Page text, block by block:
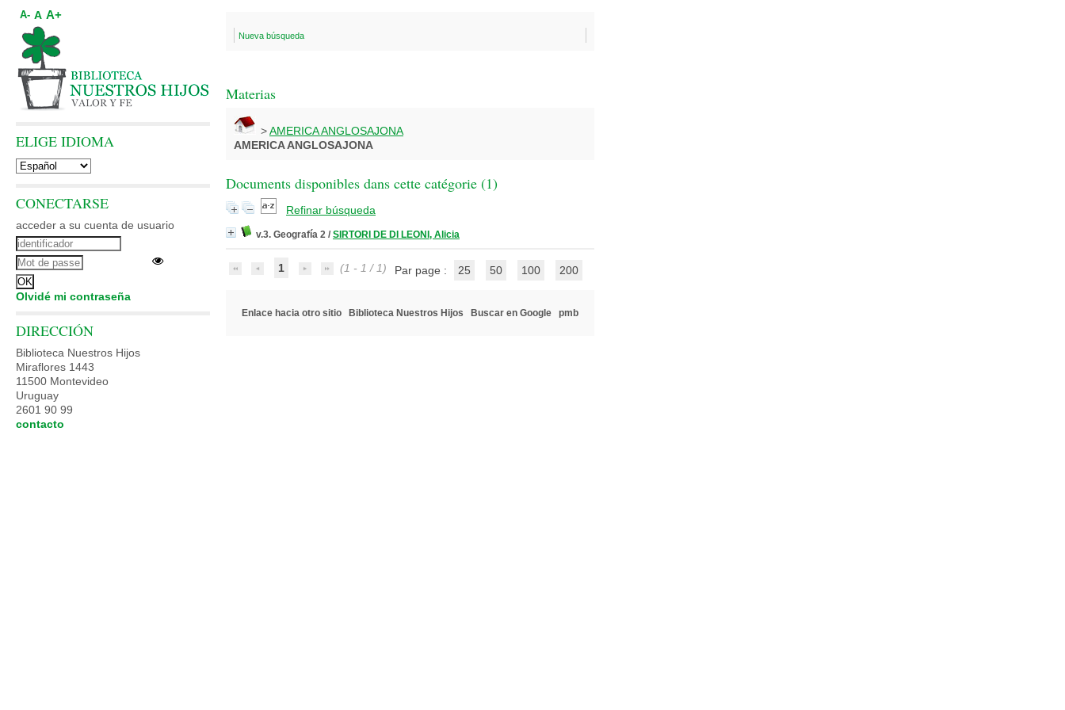
Nueva búsqueda
Materias
>AMERICA ANGLOSAJONA
AMERICA ANGLOSAJONA
Documents disponibles dans cette catégorie (1)
Refinar búsqueda
v.3. Geografía 2 / SIRTORI DE DI LEONI, Alicia
1 (1 - 1 / 1) Par page : 25 50 100 200
Enlace hacia otro sitio Biblioteca Nuestros Hijos Buscar en Google pmb
A- A A+
ELIGE IDIOMA
CONECTARSE
acceder a su cuenta de usuario
Olvidé mi contraseña
DIRECCIÓN
Biblioteca Nuestros Hijos
Miraflores 1443
11500 Montevideo
Uruguay
2601 90 99
contacto